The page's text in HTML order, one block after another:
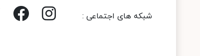
شبکه های اجتماعی :